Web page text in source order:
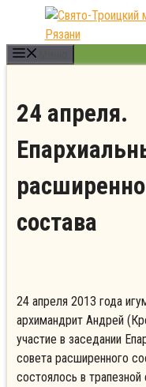
Перейти
содержимому
24 апреля.
состава
24 апреля 2013 года
архимандрит Андрей
участие в заседании
совета расширенного
состоялось в трапезной